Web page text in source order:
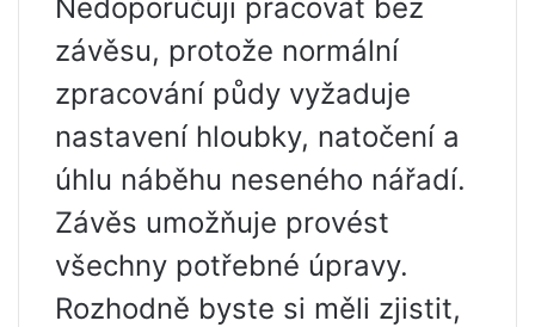
Nedoporučuji pracovat bez
závěsu, protože normální
zpracování půdy vyžaduje
nastavení hloubky, natočení a
úhlu náběhu neseného nářadí.
Závěs umožňuje provést
všechny potřebné úpravy.
Rozhodně byste si měli zjistit,